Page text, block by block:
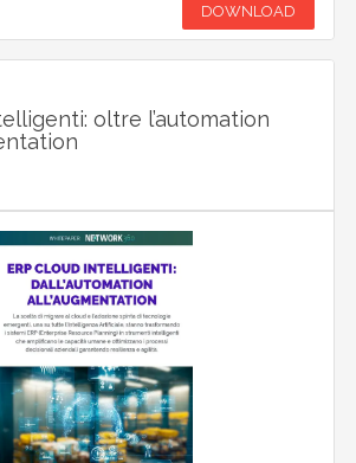
DOWNLOAD
oltre l’automation